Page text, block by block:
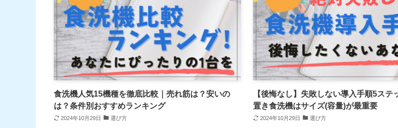
食洗機人気15機種を徹底比較｜売れ筋は？安いの
は？条件別おすすめランキング
2024年10月29日 選び方
【後悔なし】失敗しない導入手順5ステ
置き食洗機はサイズ(容量)が最重要
2024年10月29日 選び方